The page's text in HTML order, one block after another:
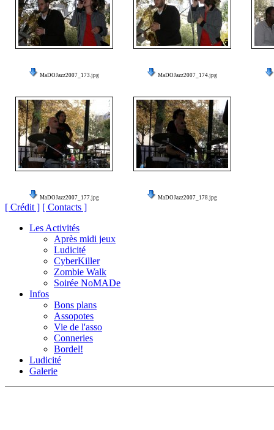
MaDOJazz2007_173.jpg MaDOJazz2007_174.jpg
MaDOJazz2007_177.jpg MaDOJazz2007_178.jpg
[ Crédit ] [ Contacts ]
Les Activités
Après midi jeux
Ludicité
CyberKiller
Zombie Walk
Soirée NoMADe
Infos
Bons plans
Assopotes
Vie de l'asso
Conneries
Bordel!
Ludicité
Galerie